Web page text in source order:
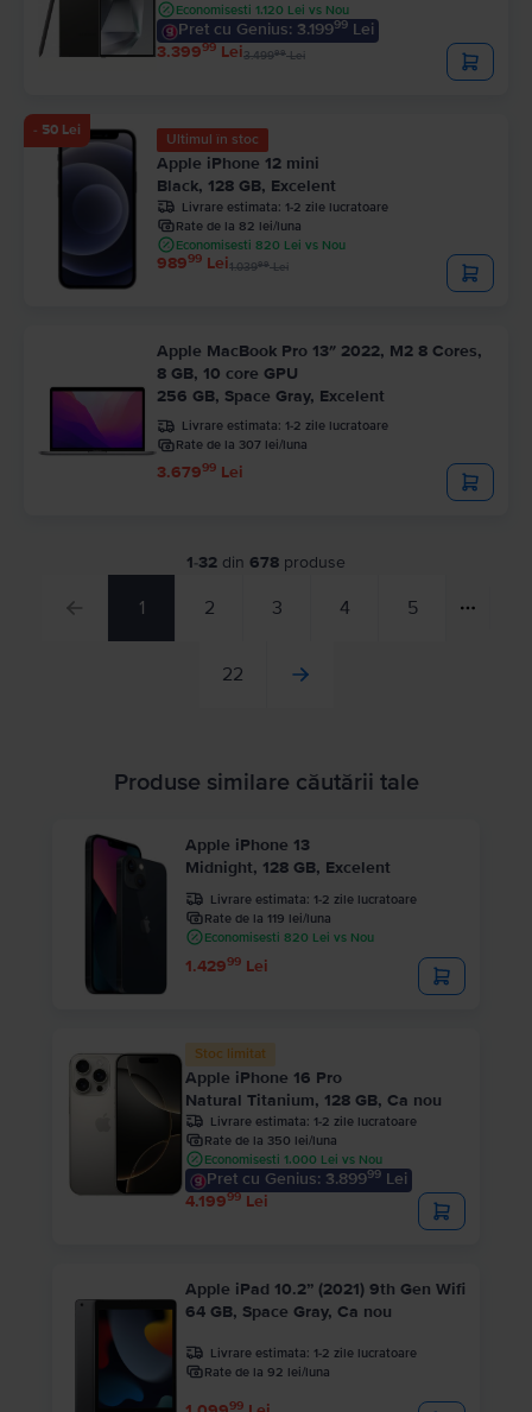
Economisesti 1.120 Lei vs Nou
Pret cu Genius: 3.19999 Lei
3.39999 Lei3.49999Lei
- 50 Lei
Ultimul în stoc
Apple iPhone 12 mini
Black, 128 GB, Excelent
Livrare estimata: 1-2 zile lucratoare
Rate de la 82 lei/luna
Economisesti 820 Lei vs Nou
98999 Lei1.03999Lei
Apple MacBook Pro 13″ 2022, M2 8 Cores,
8 GB, 10 core GPU
256 GB, Space Gray, Excelent
Livrare estimata: 1-2 zile lucratoare
Rate de la 307 lei/luna
3.67999 Lei
1-32 din 678 produse
1 2 3 4 5
22
Produse similare căutării tale
Apple iPhone 13
Midnight, 128 GB, Excelent
Livrare estimata: 1-2 zile lucratoare
Rate de la 119 lei/luna
Economisesti 820 Lei vs Nou
1.42999 Lei
Stoc limitat
Apple iPhone 16 Pro
Natural Titanium, 128 GB, Ca nou
Livrare estimata: 1-2 zile lucratoare
Rate de la 350 lei/luna
Economisesti 1.000 Lei vs Nou
Pret cu Genius: 3.89999 Lei
4.19999 Lei
Apple iPad 10.2” (2021) 9th Gen Wifi
64 GB, Space Gray, Ca nou
Livrare estimata: 1-2 zile lucratoare
Rate de la 92 lei/luna
99